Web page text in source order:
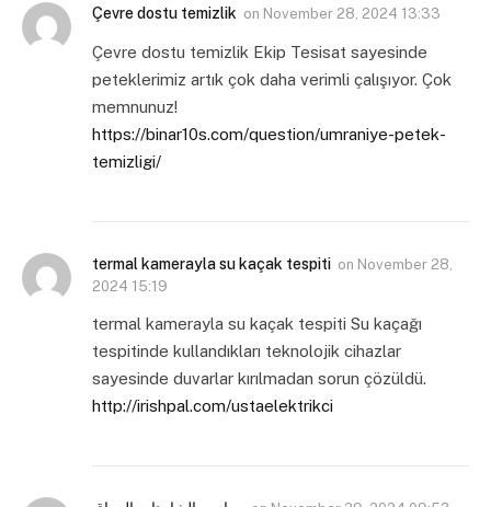
Çevre dostu temizlik on November 28, 2024 13:33
Çevre dostu temizlik Ekip Tesisat sayesinde
peteklerimiz artık çok daha verimli çalışıyor. Çok
memnunuz!
https://binar10s.com/question/umraniye-petek-
temizligi/
termal kamerayla su kaçak tespiti on November 28,
2024 15:19
termal kamerayla su kaçak tespiti Su kaçağı
tespitinde kullandıkları teknolojik cihazlar
sayesinde duvarlar kırılmadan sorun çözüldü.
http://irishpal.com/ustaelektrikci